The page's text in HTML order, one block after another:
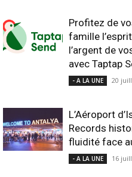
Profitez de
famille
l’argent de
avec Taptap
- A LA UNE 20
L’Aéroport
Records
fluidité face
- A LA UNE 16